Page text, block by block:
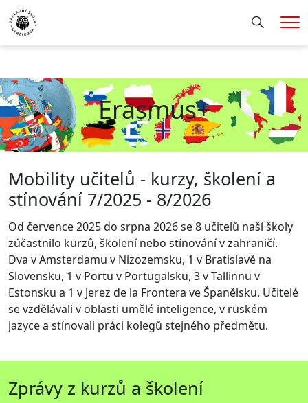
Hledání
Erasmus+
Mobility učitelů - kurzy, školení a
stínování 7/2025 - 8/2026
Od července 2025 do srpna 2026 se 8 učitelů naší školy
zúčastnilo kurzů, školení nebo stínování v zahraničí.
Dva v Amsterdamu v Nizozemsku, 1 v Bratislavě na
Slovensku, 1 v Portu v Portugalsku, 3 v Tallinnu v
Estonsku a 1 v Jerez de la Frontera ve Španělsku. Učitelé
se vzdělávali v oblasti umělé inteligence, v ruském
jazyce a stínovali práci kolegů stejného předmětu.
Zprávy z kurzů a školení